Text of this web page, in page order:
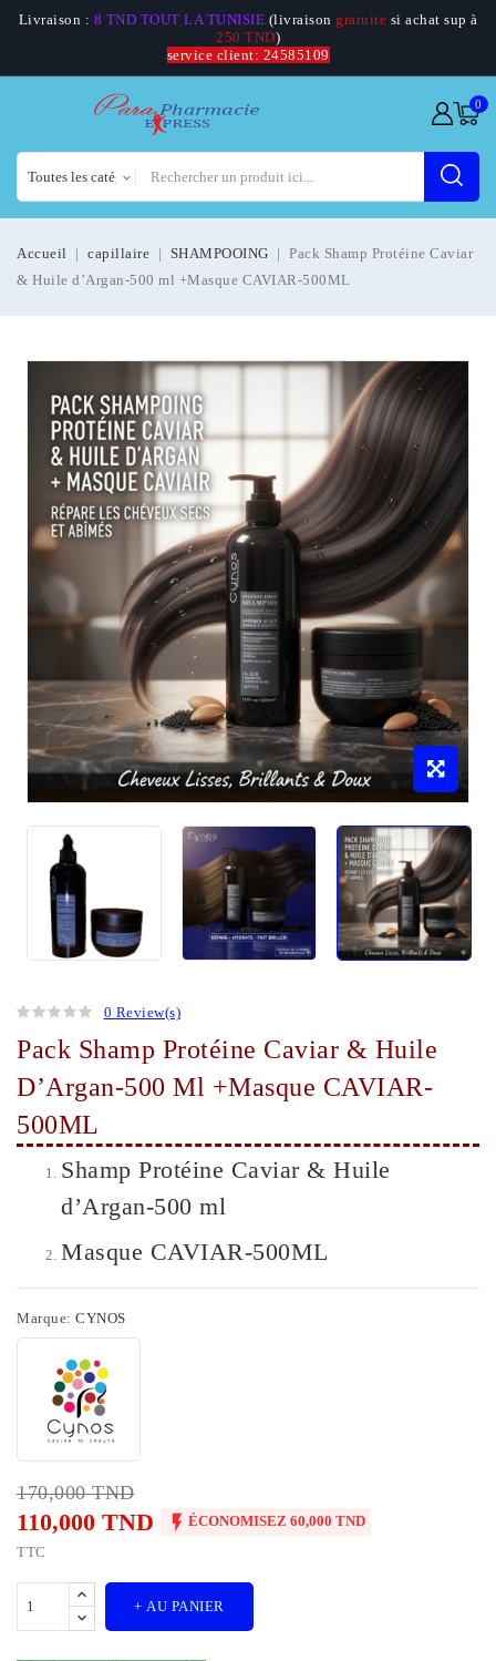
Livraison : 8 TND TOUT LA TUNISIE (livraison gratuite si achat sup à
250 TND)
service client: 24585109
0
Accueil capillaire SHAMPOOING
Pack Shamp Protéine Caviar
& Huile d’Argan-500 ml +Masque CAVIAR-500ML
0 Review(s)
Pack Shamp Protéine Caviar & Huile
D’Argan-500 Ml +Masque CAVIAR-
500ML
Shamp Protéine Caviar & Huile
d’Argan-500 ml
Masque CAVIAR-500ML
Marque: CYNOS
170,000 TND
110,000 TND  ÉCONOMISEZ 60,000 TND
TTC
+ AU PANIER